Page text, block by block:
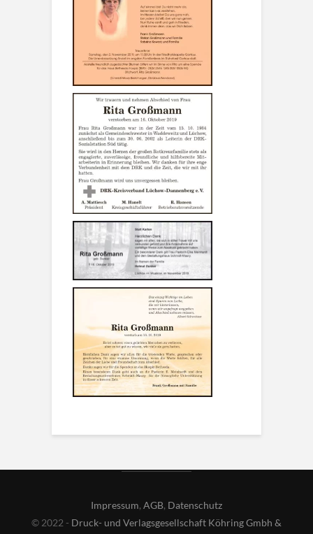
Impressum, AGB, Datenschutz
© 2022 - Druck- und Verlagsgesellschaft Köhring Gmbh &